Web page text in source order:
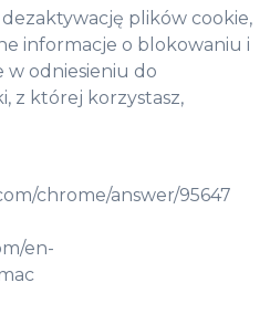
plików cookie,
informacje o blokowaniu i
odniesieniu do
z której korzystasz,
chrome/answer/95647
en-